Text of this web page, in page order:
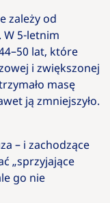
zależy od
W 5-letnim
lat, które
i zwiększonej
masę
ją zmniejszyło.
– i zachodzące
„sprzyjające
go nie